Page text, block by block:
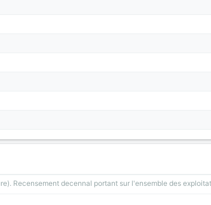
Recensement decennal portant sur l'ensemble des